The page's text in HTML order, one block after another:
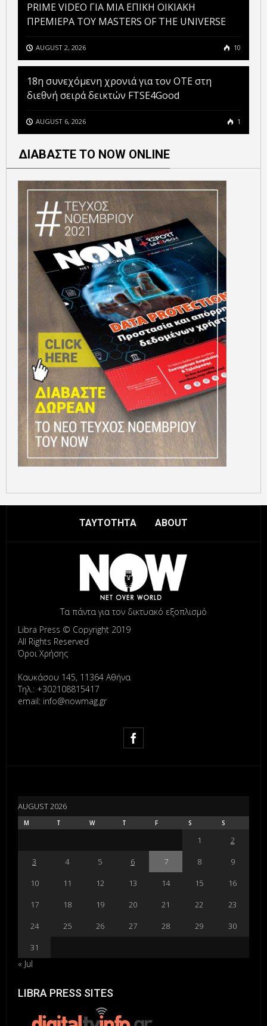
PRIME VIDEO ΓΙΑ ΜΙΑ ΕΠΙΚΗ ΟΙΚΙΑΚΗ
ΠΡΕΜΙΕΡΑ ΤΟΥ MASTERS OF THE UNIVERSE
AUGUST 2, 2026 10
18η συνεχόμενη χρονιά για τον ΟΤΕ στη
διεθνή σειρά δεικτών FTSE4Good
AUGUST 6, 2026 1
ΔΙΑΒΑΣΤΕ ΤΟ NOW ONLINE
ΤΑΥΤΟΤΗΤΑ ABOUT
Τα πάντα για τον δικτυακό εξοπλισμό
Libra Press © Copyright 2019
All Rights Reserved
Όροι Χρήσης
Καυκάσου 145, 11364 Αθήνα
Τηλ.: +302108815417
email: info@nowmag.gr
AUGUST 2026
M T W T F S S
1
2
3
4 5 6 7 8
9
10
11 12 13 14 15
16
17
18 19 20 21 22
23
24
25 26 27 28 29
30
31
« Jul
LIBRA PRESS SITES